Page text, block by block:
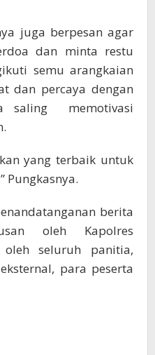
juga berpesan agar
dan minta restu
semu arangkaian
dan percaya dengan
saling memotivasi
yang terbaik untuk
Pungkasnya.
berita
oleh Kapolres
oleh seluruh panitia,
para peserta